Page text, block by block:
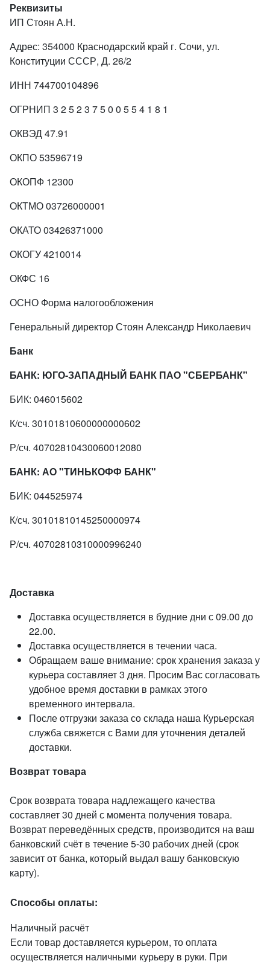
Реквизиты
ИП Стоян А.Н.
Адрес: 354000 Краснодарский край г. Сочи, ул.
Конституции СССР, Д. 26/2
ИНН 744700104896
ОГРНИП 3 2 5 2 3 7 5 0 0 5 5 4 1 8 1
ОКВЭД 47.91
ОКПО 53596719
ОКОПФ 12300
ОКТМО 03726000001
ОКАТО 03426371000
ОКОГУ 4210014
ОКФС 16
ОСНО Форма налогообложения
Генеральный директор Стоян Александр Николаевич
Банк
БАНК: ЮГО-ЗАПАДНЫЙ БАНК ПАО "СБЕРБАНК"
БИК: 046015602
К/сч. 30101810600000000602
Р/сч. 40702810430060012080
БАНК: АО "ТИНЬКОФФ БАНК"
БИК: 044525974
К/сч. 30101810145250000974
Р/сч. 40702810310000996240
Доставка
Доставка осуществляется в будние дни с 09.00 до
22.00.
Доставка осуществляется в течении часа.
Обращаем ваше внимание: срок хранения заказа у
курьера составляет 3 дня. Просим Вас согласовать
удобное время доставки в рамках этого
временного интервала.
После отгрузки заказа со склада наша Курьерская
служба свяжется с Вами для уточнения деталей
доставки.
Возврат товара
Срок возврата товара надлежащего качества
составляет 30 дней с момента получения товара.
Возврат переведённых средств, производится на ваш
банковский счёт в течение 5-30 рабочих дней (срок
зависит от банка, который выдал вашу банковскую
карту).
Способы оплаты:
Наличный расчёт
Если товар доставляется курьером, то оплата
осуществляется наличными курьеру в руки. При